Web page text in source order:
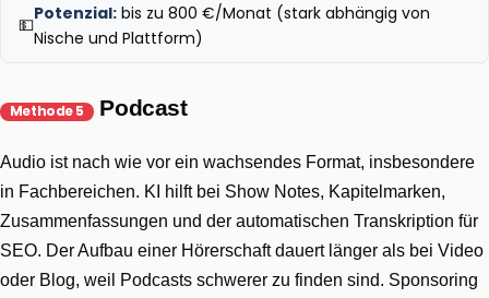
💵
Potenzial: bis zu 800 €/Monat (stark abhängig von
Nische und Plattform)
Methode 5 Podcast
Audio ist nach wie vor ein wachsendes Format, insbesondere
in Fachbereichen. KI hilft bei Show Notes, Kapitelmarken,
Zusammenfassungen und der automatischen Transkription für
SEO. Der Aufbau einer Hörerschaft dauert länger als bei Video
oder Blog, weil Podcasts schwerer zu finden sind. Sponsoring